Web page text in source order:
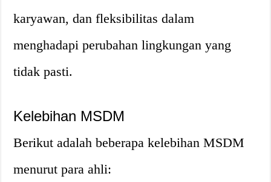
karyawan, dan fleksibilitas dalam
menghadapi perubahan lingkungan yang
tidak pasti.
Kelebihan MSDM
Berikut adalah beberapa kelebihan MSDM
menurut para ahli: